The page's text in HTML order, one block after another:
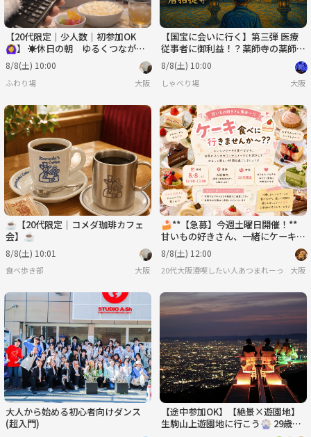
【20代限定｜少人数｜初参加OK
🙆‍♀️】 ☀️休日の朝 ゆるくつなが
る“女性アイドル鑑賞会”🎬
8/8(土) 10:00
ふわり場 大阪
【国宝に会いに行く】第三弾 医療
従事者に御利益！？薬師寺の薬師三
尊と五重塔（双塔）、唐招提寺
8/8(土) 10:00
しゃべり場 大阪
☕【20代限定｜コメダ珈琲カフェ
会】☕
8/8(土) 10:01
食べ歩き部 大阪
🍰**【急募】今週土曜日開催！**
甘いもの好きさん、一緒にケーキを
食べに行きませんか？😊
8/8(土) 12:00
20代大阪漫喫したい人あつまれーっ！！🥳
大阪
大人から始める初心者向けダンス
(超入門)
【途中参加OK】【絶景×遊園地】
生駒山上遊園地に行こう🎡 29歳以